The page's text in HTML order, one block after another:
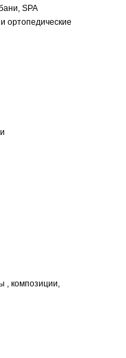
SPA
ортопедические
, композиции,